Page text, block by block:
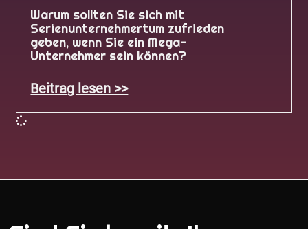
Warum sollten Sie sich mit
Serienunternehmertum zufrieden
geben, wenn Sie ein Mega-
Unternehmer sein können?
Beitrag lesen >>